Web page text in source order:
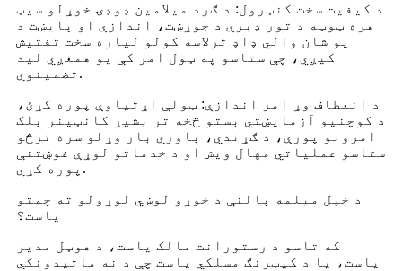
د کیفیت سخت کنټرول: د ګرد میلامین ډوډۍ خوړلو سیټ
هره ټوټه د تور ډبرې د جوړښت، اندازې او پایښت د
یو شان والي ډاډ ترلاسه کولو لپاره سخت تفتیش
کیږي، چې ستاسو په ټول امر کې یو همغږي لید
تضمینوي.
د انعطاف وړ امر اندازې: ټولې اړتیاوې پوره کړئ،
د کوچنیو آزمایښتي بستو څخه تر بشپړ کانټینر بلک
امرونو پورې، د ګړندي، باوري بار وړلو سره ترڅو
ستاسو عملیاتي مهال ویش او د خدماتو لوړې غوښتنې
پوره کړي.
د خپل میلمه پالنې د خوړو لوښي لوړولو ته چمتو
یاست؟
که تاسو د رستورانت مالک یاست، د هوټل مدیر
یاست، یا د کیټرنګ مسلکي یاست چې د نه ماتیدونکي